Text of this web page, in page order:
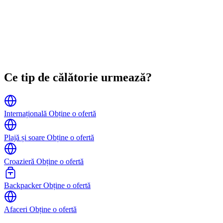
Ce tip de călătorie urmează?
Internațională Obține o ofertă
Plajă și soare Obține o ofertă
Croazieră Obține o ofertă
Backpacker Obține o ofertă
Afaceri Obține o ofertă